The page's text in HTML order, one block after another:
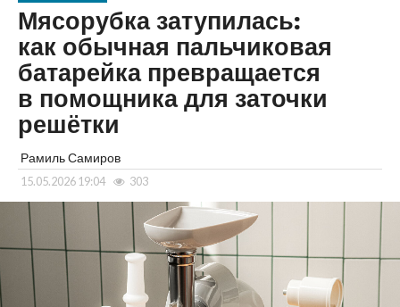
Мясорубка затупилась:
как обычная пальчиковая
батарейка превращается
в помощника для заточки
решётки
Рамиль Самиров
15.05.2026 19:04 303